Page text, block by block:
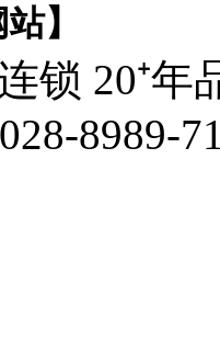
】
锁 20⁺年
8989-